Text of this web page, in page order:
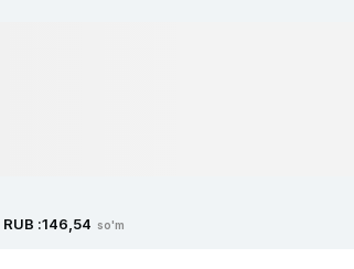
RUB :146,54 so'm